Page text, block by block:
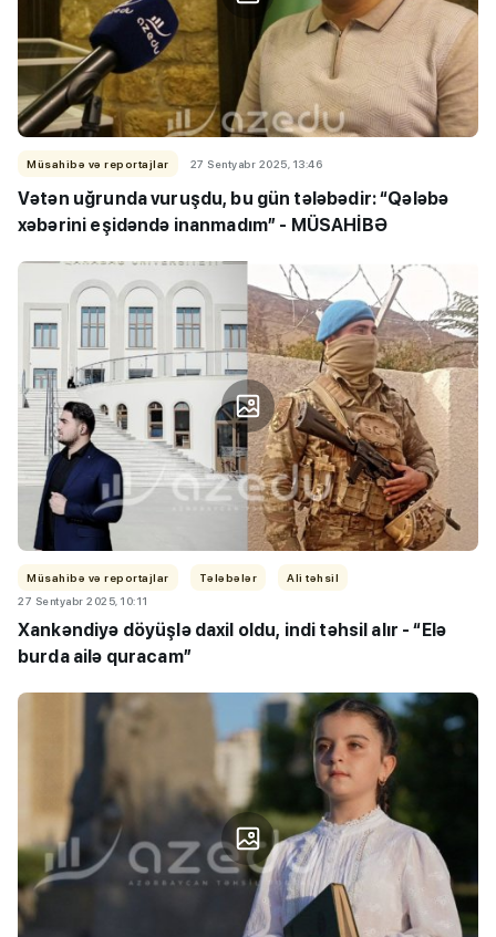
Müsahibə və reportajlar 27 Sentyabr 2025, 13:46
Vətən uğrunda vuruşdu, bu gün tələbədir: “Qələbə
xəbərini eşidəndə inanmadım” - MÜSAHİBƏ
Müsahibə və reportajlar Tələbələr
Ali təhsil
27 Sentyabr 2025, 10:11
Xankəndiyə döyüşlə daxil oldu, indi təhsil alır - “Elə
burda ailə quracam”